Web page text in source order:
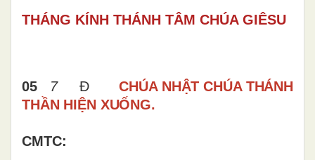
THÁNG KÍNH THÁNH TÂM CHÚA GIÊSU
05 7ĐCHÚA NHẬTCHÚA THÁNH
THẦN HIỆN XUỐNG.
CMTC: